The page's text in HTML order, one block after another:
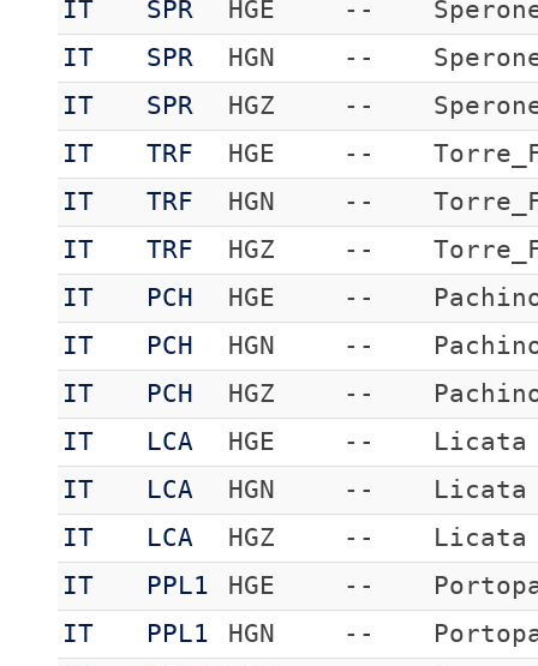
IT
SPR HGE --
IT
SPR HGN --
IT
SPR HGZ --
IT
TRF HGE --
IT
TRF HGN --
IT
TRF HGZ --
IT
PCH HGE --
IT
PCH HGN --
IT
PCH HGZ --
IT
LCA HGE --
Licata
IT
LCA HGN --
Licata
IT
LCA HGZ --
Licata
IT
PPL1 HGE --
IT
PPL1 HGN --